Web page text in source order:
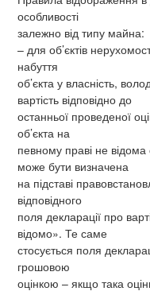
особливості
залежно від типу майна:
– для об’єктів
набуття
об’єкта у власність,
вартість відповідно до
останньої проведеної
об’єкта на
певному праві не відома
може бути визначена
на підставі
відповідного
поля декларації про
відомо». Те саме
стосується поля
грошовою
оцінкою – якщо така